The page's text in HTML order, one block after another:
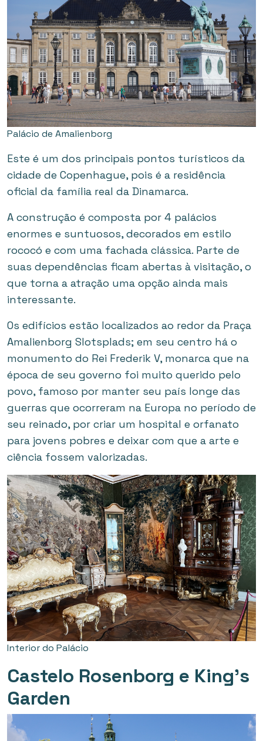
Palácio de Amalienborg
Este é um dos principais pontos turísticos da
cidade de Copenhague, pois é a residência
oficial da família real da Dinamarca.
A construção é composta por 4 palácios
enormes e suntuosos, decorados em estilo
rococó e com uma fachada clássica. Parte de
suas dependências ficam abertas à visitação, o
que torna a atração uma opção ainda mais
interessante.
Os edifícios estão localizados ao redor da Praça
Amalienborg Slotsplads; em seu centro há o
monumento do Rei Frederik V, monarca que na
época de seu governo foi muito querido pelo
povo, famoso por manter seu país longe das
guerras que ocorreram na Europa no período de
seu reinado, por criar um hospital e orfanato
para jovens pobres e deixar com que a arte e
ciência fossem valorizadas.
Interior do Palácio
Castelo Rosenborg e King’s
Garden